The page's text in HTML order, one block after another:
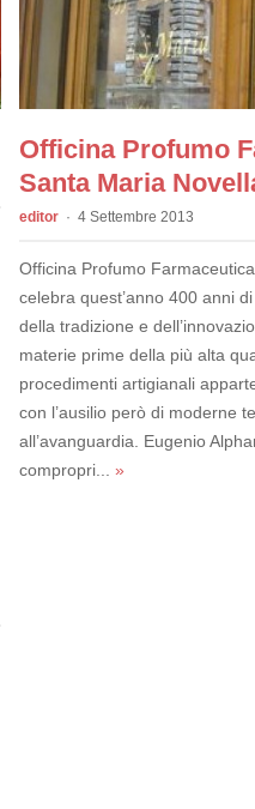
Officina Profumo
Santa Maria
editor 4 Settembre 2013
Officina Profumo
celebra quest’anno 400 anni
della tradizione e
materie prime della più alta
procedimenti artigianali
con l’ausilio però di moderne
all’avanguardia. Eugenio
compropri... »